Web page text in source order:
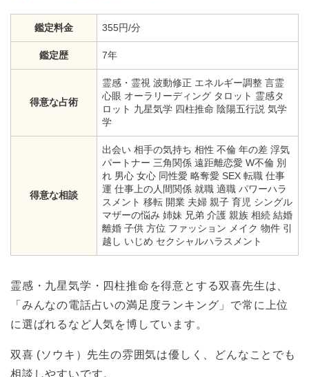
鑑定料金 355円/分
鑑定歴 7年
得意な占術
霊感・霊視 波動修正 エネルギー調整 言霊
心眼 オーラリーディング タロット 霊感タ
ロット 九星気学 四柱推命 陰陽五行説 気学
学
得意な相談
出会い 相手の気持ち 相性 不倫 年の差 浮気
パートナー 三角関係 遠距離恋愛 W不倫 別
れ 男心 女心 同性愛 略奪愛 SEX 転職 仕事
運 仕事上の人間関係 就職 適職 パワーハラ
スメント 移転 開業 夫婦 親子 育児 シングル
マザーの悩み 姉妹 兄弟 介護 親族 相続 結婚
離婚 子供 方位 ファッション メイク 物件 引
越し いじめ セクシャルハラスメント
霊感・九星気学・四柱推命を得意とする双喜先生は、
「みんなの電話占いの満足度ランキング」で常に上位
に選ばれるなど人気を博しています。
双喜 (ソウキ）先生の雰囲気は優しく、どんなことでも
相談しやすいです。